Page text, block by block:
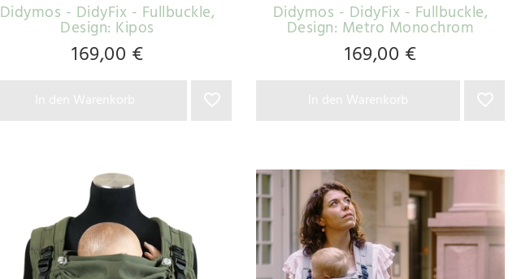
Didymos - DidyFix - Fullbuckle,
Design: Kipos
169,00 €
Didymos - DidyFix - Fullbuckle,
Design: Metro Monochrom
169,00 €